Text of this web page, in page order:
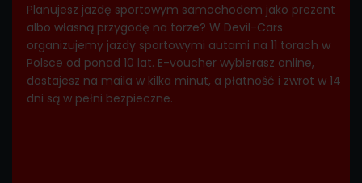
Planujesz jazdę sportowym samochodem jako prezent
albo własną przygodę na torze? W Devil-Cars
organizujemy jazdy sportowymi autami na 11 torach w
Polsce od ponad 10 lat. E-voucher wybierasz online,
dostajesz na maila w kilka minut, a płatność i zwrot w 14
dni są w pełni bezpieczne.